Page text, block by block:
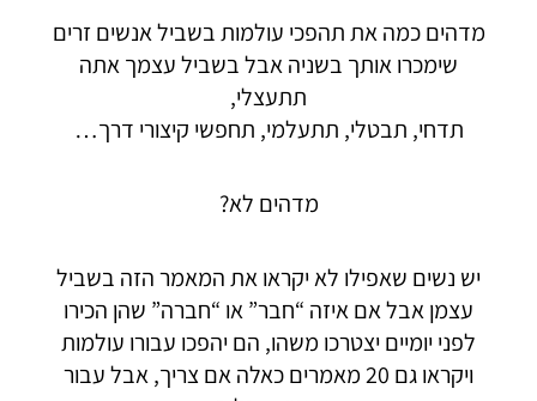
מדהים כמה את תהפכי עולמות בשביל אנשים זרים
שימכרו אותך בשניה אבל בשביל עצמך אתה
תתעצלי,
תדחי, תבטלי, תתעלמי, תחפשי קיצורי דרך…
מדהים לא?
יש נשים שאפילו לא יקראו את המאמר הזה בשביל
עצמן אבל אם איזה “חבר” או “חברה” שהן הכירו
לפני יומיים יצטרכו משהו, הם יהפכו עבורו עולמות
ויקראו גם 20 מאמרים כאלה אם צריך, אבל עבור